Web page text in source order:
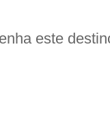
este